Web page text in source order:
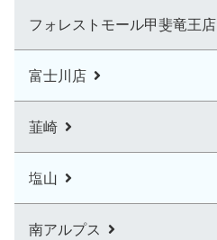
フォレストモール甲斐竜王店
富士川店
韮崎
塩山
南アルプス